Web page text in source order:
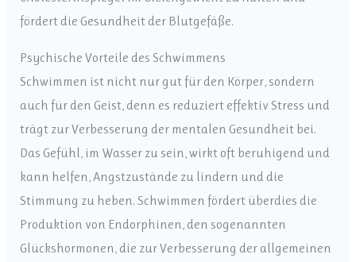
fördert die Gesundheit der Blutgefäße.
Psychische Vorteile des Schwimmens
Schwimmen ist nicht nur gut für den Körper, sondern
auch für den Geist, denn es reduziert effektiv Stress und
trägt zur Verbesserung der mentalen Gesundheit bei.
Das Gefühl, im Wasser zu sein, wirkt oft beruhigend und
kann helfen, Angstzustände zu lindern und die
Stimmung zu heben. Schwimmen fördert überdies die
Produktion von Endorphinen, den sogenannten
Glückshormonen, die zur Verbesserung der allgemeinen